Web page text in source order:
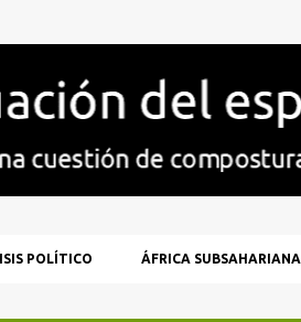
POLÍTICO ÁFRICA SUBSAHARIANA